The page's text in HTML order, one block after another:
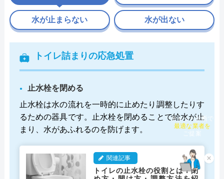
トイレ詰まりの応急処置
止水栓を閉める
止水栓は水の流れを一時的に止めたり調整したりす
るための器具です。止水栓を閉めることで給水が止
まり、水があふれるのを防げます。
関連記事
トイレの止水栓の役割とは？閉
水が止まらない 水が出ない
×
チャット診断で
最適な業者を
ご提案